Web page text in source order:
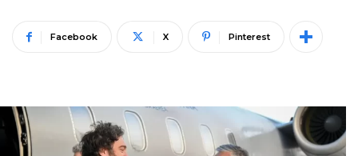
Facebook X Pinterest